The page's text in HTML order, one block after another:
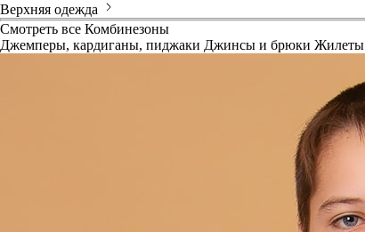
Верхняя одежда
Смотреть все Комбинезоны
Джемперы, кардиганы, пиджаки Джинсы и брюки Жилеты